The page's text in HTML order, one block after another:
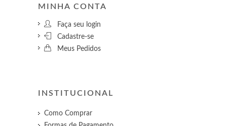
MINHA CONTA
Faça seu login
Cadastre-se
Meus Pedidos
INSTITUCIONAL
Como Comprar